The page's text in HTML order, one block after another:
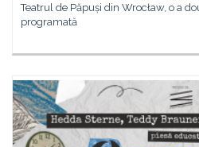
Teatrul de Păpuși din Wrocław, o a
programată